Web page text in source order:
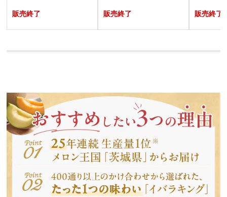
販売終了 販売終了 販売終了